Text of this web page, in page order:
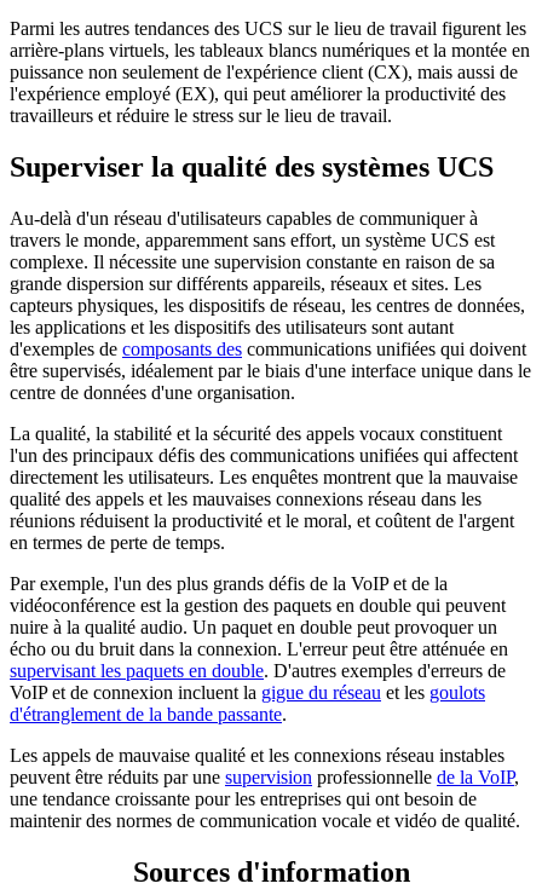
Parmi les autres tendances des UCS sur le lieu de travail figurent les
arrière-plans virtuels, les tableaux blancs numériques et la montée en
puissance non seulement de l'expérience client (CX), mais aussi de
l'expérience employé (EX), qui peut améliorer la productivité des
travailleurs et réduire le stress sur le lieu de travail.
Superviser la qualité des systèmes UCS
Au-delà d'un réseau d'utilisateurs capables de communiquer à
travers le monde, apparemment sans effort, un système UCS est
complexe. Il nécessite une supervision constante en raison de sa
grande dispersion sur différents appareils, réseaux et sites. Les
capteurs physiques, les dispositifs de réseau, les centres de données,
les applications et les dispositifs des utilisateurs sont autant
d'exemples de composants des communications unifiées qui doivent
être supervisés, idéalement par le biais d'une interface unique dans le
centre de données d'une organisation.
La qualité, la stabilité et la sécurité des appels vocaux constituent
l'un des principaux défis des communications unifiées qui affectent
directement les utilisateurs. Les enquêtes montrent que la mauvaise
qualité des appels et les mauvaises connexions réseau dans les
réunions réduisent la productivité et le moral, et coûtent de l'argent
en termes de perte de temps.
Par exemple, l'un des plus grands défis de la VoIP et de la
vidéoconférence est la gestion des paquets en double qui peuvent
nuire à la qualité audio. Un paquet en double peut provoquer un
écho ou du bruit dans la connexion. L'erreur peut être atténuée en
supervisant les paquets en double. D'autres exemples d'erreurs de
VoIP et de connexion incluent la gigue du réseau et les goulots
d'étranglement de la bande passante.
Les appels de mauvaise qualité et les connexions réseau instables
peuvent être réduits par une supervision professionnelle de la VoIP,
une tendance croissante pour les entreprises qui ont besoin de
maintenir des normes de communication vocale et vidéo de qualité.
Sources d'information